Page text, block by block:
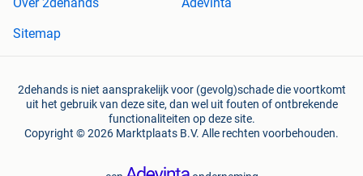
Sitemap
2dehands is niet aansprakelijk voor (gevolg)schade die voortkomt
uit het gebruik van deze site, dan wel uit fouten of ontbrekende
functionaliteiten op deze site.
Copyright © 2026 Marktplaats B.V. Alle rechten voorbehouden.